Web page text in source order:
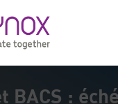
BACS :